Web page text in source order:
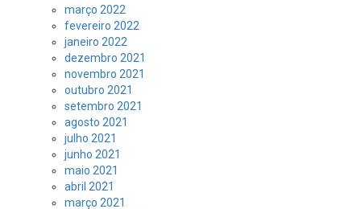
março 2022
fevereiro 2022
janeiro 2022
dezembro 2021
novembro 2021
outubro 2021
setembro 2021
agosto 2021
julho 2021
junho 2021
maio 2021
abril 2021
março 2021